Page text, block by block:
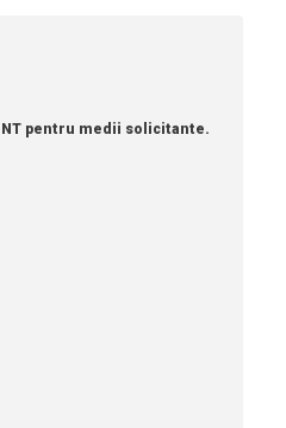
pentru medii solicitante.